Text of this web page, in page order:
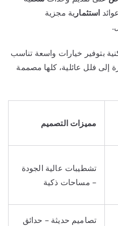
استثمار ية مجزية
بتوفير خيارات واسعة تناسب
فلل عائلية، كلها مصممة
مميزات التصميم
تشطيبات عالية الجودة
– مساحات ذكية
تصاميم حديثة – حدائق